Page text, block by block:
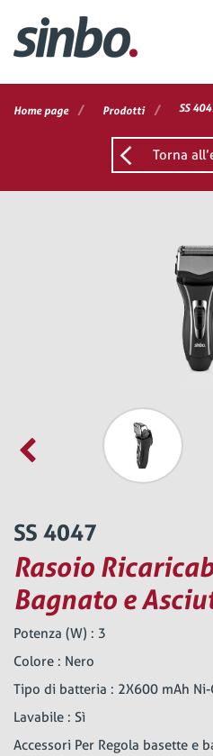
Home page / Prodotti / SS
Torna
SS 4047
Rasoio
Bagnato e
Potenza (W) : 3
Colore : Nero
Tipo di batteria : 2X600 mAh Ni-
Lavabile : Sì
Accessori Per Regola basette e